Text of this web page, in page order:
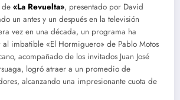
de «La Revuelta», presentado por David
un antes y un después en la televisión
vez en una década, un programa ha
al imbatible «El Hormiguero» de Pablo Motos
acompañado de los invitados Juan José
logró atraer a un promedio de
alcanzando una impresionante cuota de